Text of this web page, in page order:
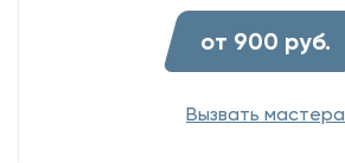
от 900 руб.
Вызвать мастера